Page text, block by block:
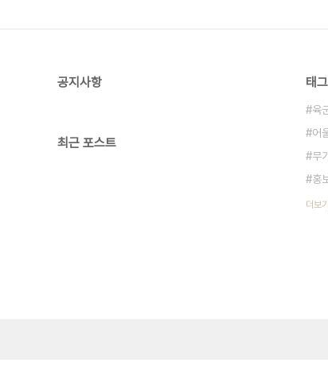
공지사항
최근 포스트
태그
육
어
무기
홍
더보기